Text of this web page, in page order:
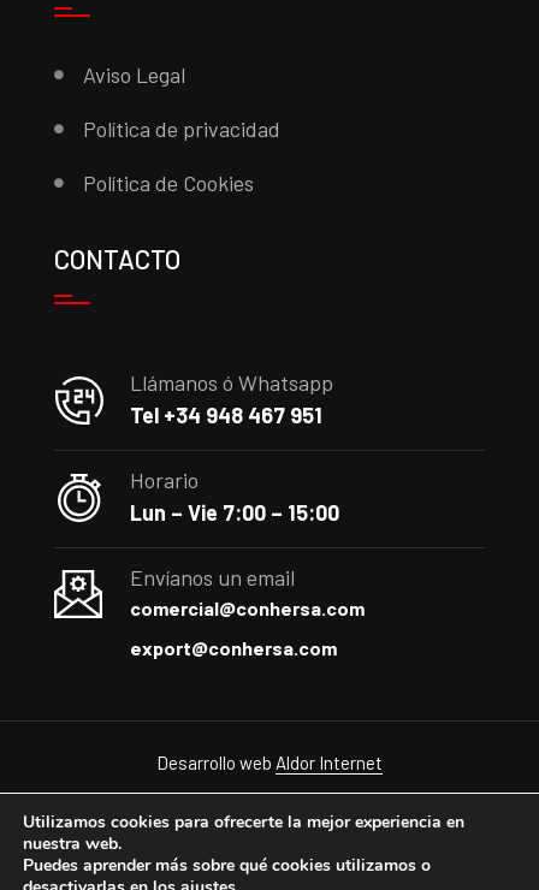
Aviso Legal
Política de privacidad
Política de Cookies
CONTACTO
Llámanos ó Whatsapp
Tel +34 948 467 951
Horario
Lun – Vie 7:00 – 15:00
Envíanos un email
comercial@conhersa.com
export@conhersa.com
Desarrollo web Aldor Internet
Utilizamos cookies para ofrecerte la mejor experiencia en
nuestra web.
Puedes aprender más sobre qué cookies utilizamos o